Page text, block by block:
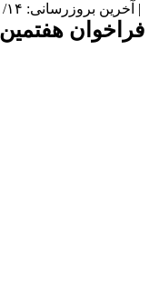
بروزرسانی: ۱۴۰۵/۱/۱۴ |
هفتمین